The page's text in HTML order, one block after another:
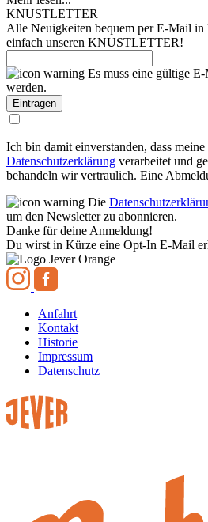
KNUSTLETTER
Alle Neuigkeiten bequem per E-Mail in
einfach unseren KNUSTLETTER!
Es muss eine gültige
werden.
Ich bin damit einverstanden, dass
Datenschutzerklärung verarbeitet und
behandeln wir vertraulich. Eine
Die
um den Newsletter zu abonnieren.
Danke für deine Anmeldung!
Du wirst in Kürze eine Opt-In E-Mail
Anfahrt
Kontakt
Historie
Impressum
Datenschutz